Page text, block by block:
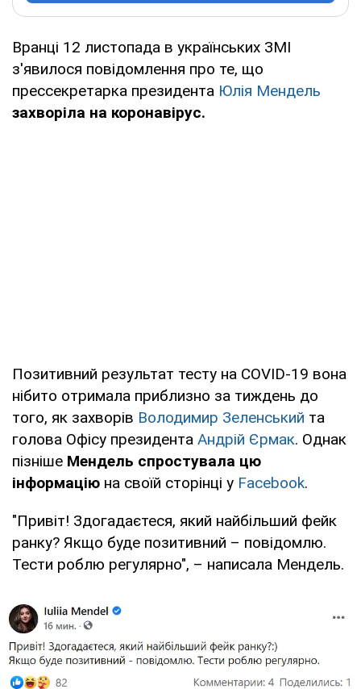
Вранці 12 листопада в українських ЗМІ
з'явилося повідомлення про те, що
прессекретарка президента Юлія Мендель
захворіла на коронавірус.
Позитивний результат тесту на COVID-19 вона
нібито отримала приблизно за тиждень до
того, як захворів Володимир Зеленський та
голова Офісу президента Андрій Єрмак. Однак
пізніше Мендель спростувала цю
інформацію на своїй сторінці у Facebook.
"Привіт! Здогадаєтеся, який найбільший фейк
ранку? Якщо буде позитивний – повідомлю.
Тести роблю регулярно", – написала Мендель.